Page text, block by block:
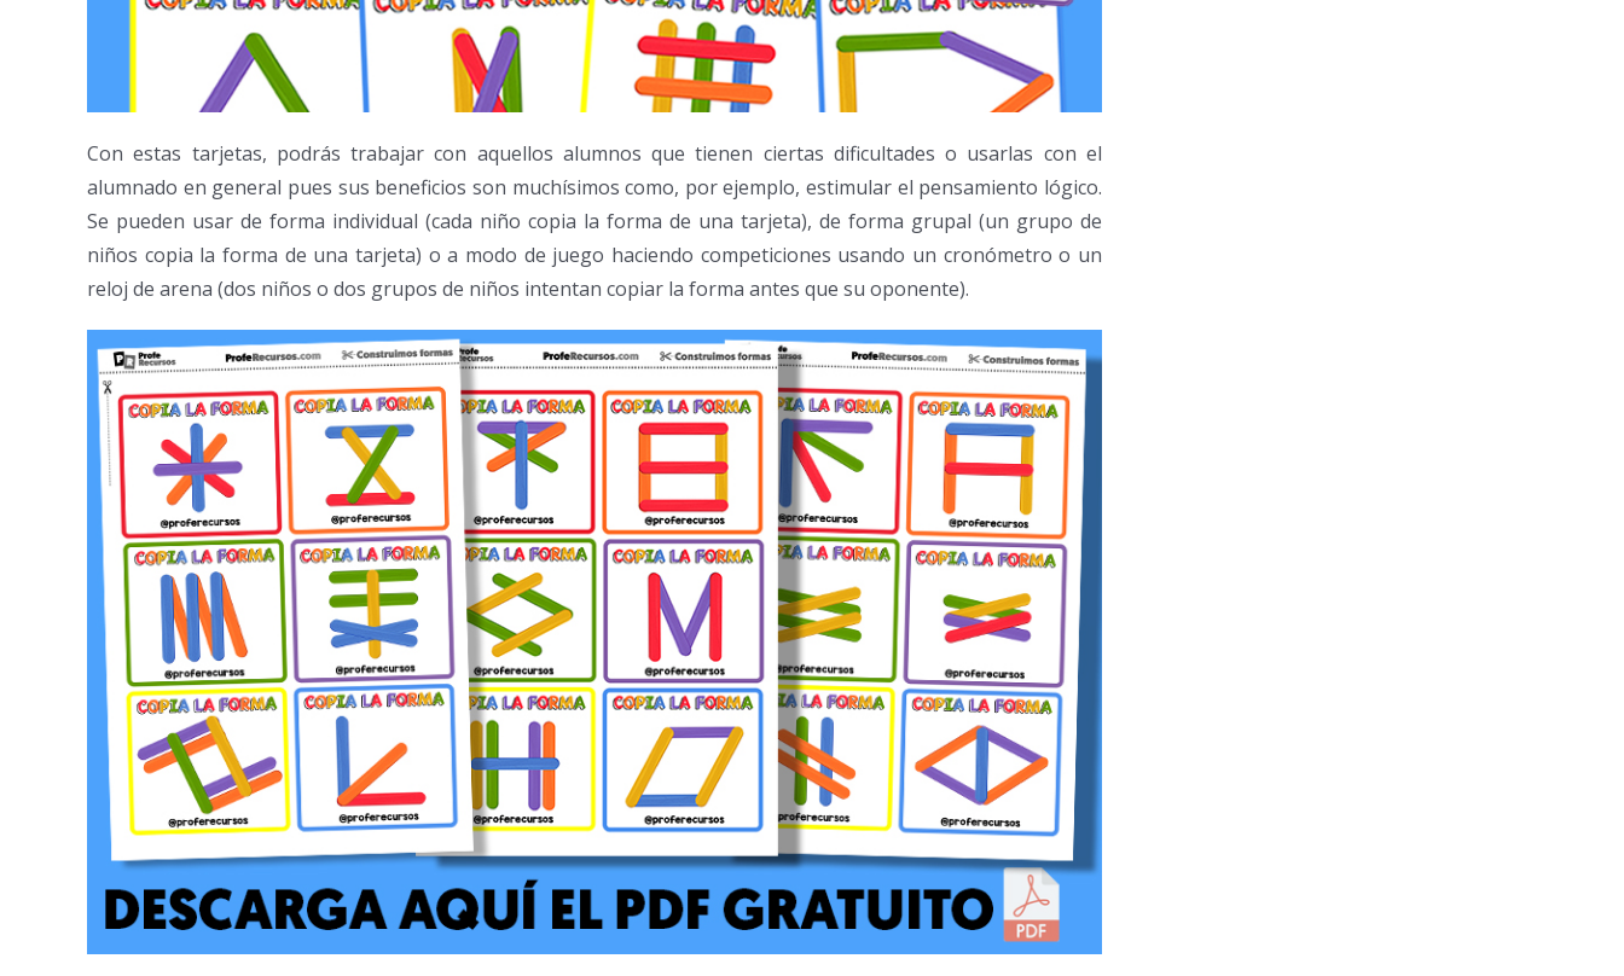
Con estas tarjetas, podrás trabajar con aquellos alumnos que tienen ciertas dificultades o usarlas con el
alumnado en general pues sus beneficios son muchísimos como, por ejemplo, estimular el pensamiento lógico.
Se pueden usar de forma individual (cada niño copia la forma de una tarjeta), de forma grupal (un grupo de
niños copia la forma de una tarjeta) o a modo de juego haciendo competiciones usando un cronómetro o un
reloj de arena (dos niños o dos grupos de niños intentan copiar la forma antes que su oponente).